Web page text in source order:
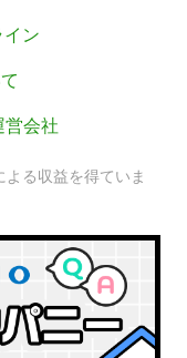
ン
営会社
る収益を得ていま